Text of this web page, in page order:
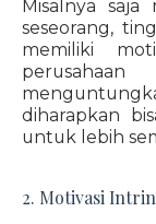
Misalnya saja
seseorang,
memiliki
diharapkan
untuk lebih
2. Motivasi